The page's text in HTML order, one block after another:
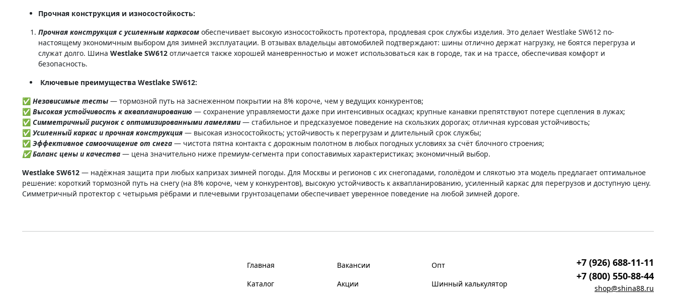
Прочная конструкция и износостойкость:
Прочная конструкция с усиленным каркасом обеспечивает высокую износостойкость протектора, продлевая срок службы изделия. Это делает Westlake SW612 по-
настоящему экономичным выбором для зимней эксплуатации. В отзывах владельцы автомобилей подтверждают: шины отлично держат нагрузку, не боятся перегруза и
служат долго. Шина Westlake SW612 отличается также хорошей маневренностью и может использоваться как в городе, так и на трассе, обеспечивая комфорт и
безопасность.
Ключевые преимущества Westlake SW612:
✅ Независимые тесты — тормозной путь на заснеженном покрытии на 8% короче, чем у ведущих конкурентов;
✅ Высокая устойчивость к аквапланированию — сохранение управляемости даже при интенсивных осадках; крупные канавки препятствуют потере сцепления в лужах;
✅ Симметричный рисунок с оптимизированными ламелями— стабильное и предсказуемое поведение на скользких дорогах; отличная курсовая устойчивость;
✅ Усиленный каркас и прочная конструкция — высокая износостойкость; устойчивость к перегрузам и длительный срок службы;
✅ Эффективное самоочищение от снега — чистота пятна контакта с дорожным полотном в любых погодных условиях за счёт блочного строения;
✅ Баланс цены и качества — цена значительно ниже премиум-сегмента при сопоставимых характеристиках; экономичный выбор.
Westlake SW612 — надёжная защита при любых капризах зимней погоды. Для Москвы и регионов с их снегопадами, гололёдом и слякотью эта модель предлагает оптимальное
решение: короткий тормозной путь на снегу (на 8% короче, чем у конкурентов), высокую устойчивость к аквапланированию, усиленный каркас для перегрузов и доступную цену.
Симметричный протектор с четырьмя рёбрами и плечевыми грунтозацепами обеспечивает уверенное поведение на любой зимней дороге.
Главная
Каталог
Вакансии
Акции
Опт
Шинный калькулятор
+7 (926) 688-11-11
+7 (800) 550-88-44
shop@shina88.ru